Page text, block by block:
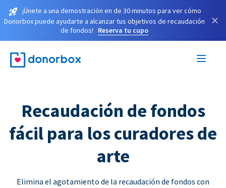
¡Únete a una demostración en de 30 minutos para ver cómo
Donorbox puede ayudarte a alcanzar tus objetivos de recaudación
de fondos!
Reserva tu cupo
×
Recaudación de fondos
fácil para los curadores de
arte
Elimina el agotamiento de la recaudación de fondos con